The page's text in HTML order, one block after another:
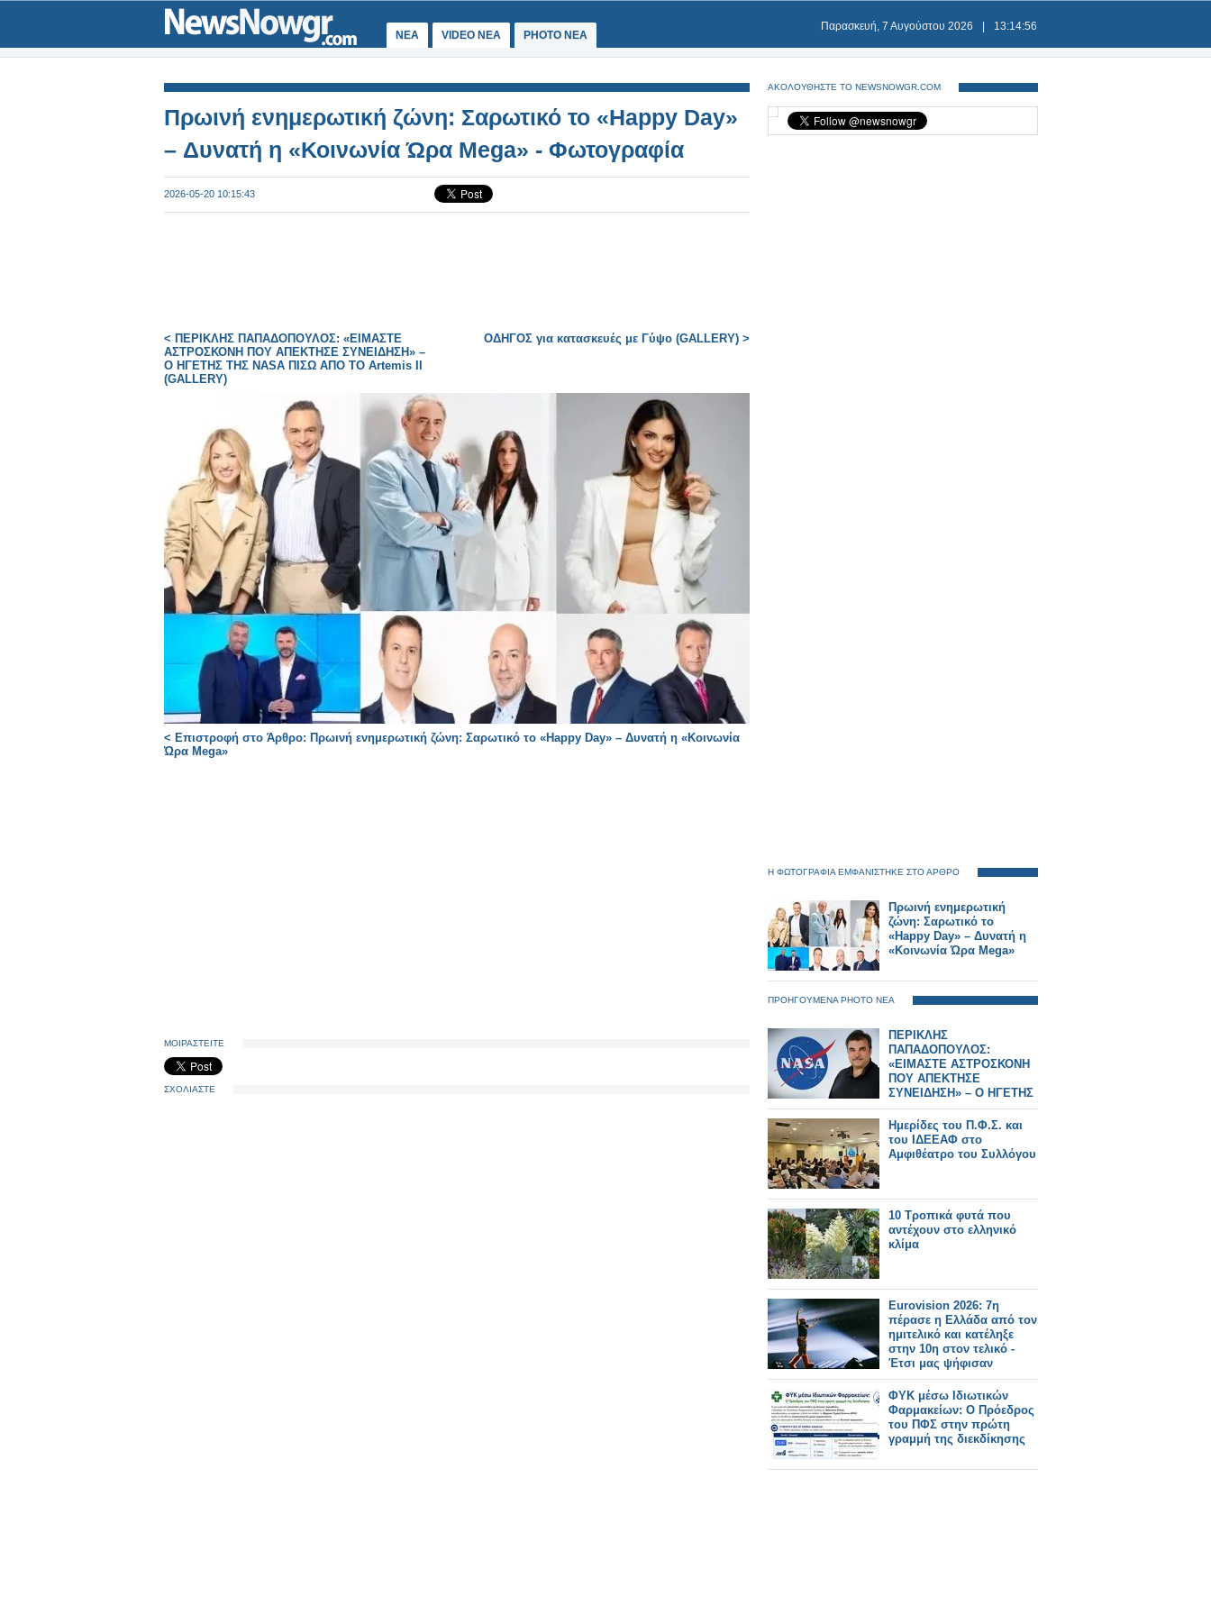
ΝΕΑ VIDEO NEA PHOTO NEA
Παρασκευή, 7 Αυγούστου 2026 13:14:56
Πρωινή ενημερωτική ζώνη: Σαρωτικό το «Happy Day»
– Δυνατή η «Κοινωνία Ώρα Mega» - Φωτογραφία
2026-05-20 10:15:43
< ΠΕΡΙΚΛΗΣ ΠΑΠΑΔΟΠΟΥΛΟΣ: «ΕΙΜΑΣΤΕ
ΑΣΤΡΟΣΚΟΝΗ ΠΟΥ ΑΠΕΚΤΗΣΕ ΣΥΝΕΙΔΗΣΗ» –
Ο ΗΓΕΤΗΣ ΤΗΣ NASA ΠΙΣΩ ΑΠΟ ΤΟ Artemis II
(GALLERY)
ΟΔΗΓΟΣ για κατασκευές με Γύψο (GALLERY) >
< Επιστροφή στο Άρθρο: Πρωινή ενημερωτική ζώνη: Σαρωτικό το «Happy Day» – Δυνατή η «Κοινωνία
Ώρα Mega»
ΜΟΙΡΑΣΤΕΙΤΕ
ΣΧΟΛΙΑΣΤΕ
ΑΚΟΛΟΥΘΗΣΤΕ ΤΟ NEWSNOWGR.COM
Η ΦΩΤΟΓΡΑΦΙΑ ΕΜΦΑΝΙΣΤΗΚΕ ΣΤΟ ΑΡΘΡΟ
Πρωινή ενημερωτική
ζώνη: Σαρωτικό το
«Happy Day» – Δυνατή η
«Κοινωνία Ώρα Mega»
ΠΡΟΗΓΟΥΜΕΝΑ PHOTO ΝΕΑ
ΠΕΡΙΚΛΗΣ
ΠΑΠΑΔΟΠΟΥΛΟΣ:
«ΕΙΜΑΣΤΕ ΑΣΤΡΟΣΚΟΝΗ
ΠΟΥ ΑΠΕΚΤΗΣΕ
ΣΥΝΕΙΔΗΣΗ» – Ο ΗΓΕΤΗΣ
ΤΗΣ NASA ΠΙΣΩ ΑΠΟ ΤΟ
Artemis II
Ημερίδες του Π.Φ.Σ. και
του ΙΔΕΕΑΦ στο
Αμφιθέατρο του Συλλόγου
10 Τροπικά φυτά που
αντέχουν στο ελληνικό
κλίμα
Eurovision 2026: 7η
πέρασε η Ελλάδα από τον
ημιτελικό και κατέληξε
στην 10η στον τελικό -
Έτσι μας ψήφισαν
ΦΥΚ μέσω Ιδιωτικών
Φαρμακείων: Ο Πρόεδρος
του ΠΦΣ στην πρώτη
γραμμή της διεκδίκησης